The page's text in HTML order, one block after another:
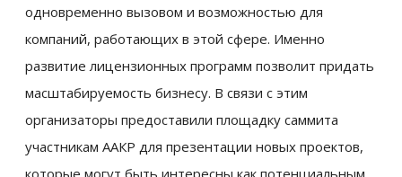
одновременно вызовом и возможностью для
компаний, работающих в этой сфере. Именно
развитие лицензионных программ позволит придать
масштабируемость бизнесу. В связи с этим
организаторы предоставили площадку саммита
участникам ААКР для презентации новых проектов,
которые могут быть интересны как потенциальным